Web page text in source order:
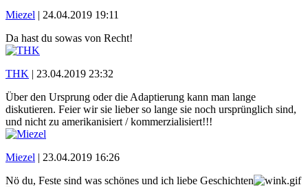
Miezel | 24.04.2019 19:11
Da hast du sowas von Recht!
THK | 23.04.2019 23:32
Über den Ursprung oder die Adaptierung kann man lange
diskutieren. Feier wir sie lieber so lange sie noch ursprünglich sind,
und nicht zu amerikanisiert / kommerzialisiert!!!
Miezel | 23.04.2019 16:26
Nö du, Feste sind was schönes und ich liebe Geschichten